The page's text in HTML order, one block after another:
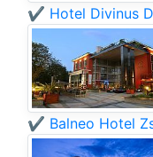
✔️ Hotel Divinus
✔️ Balneo Hotel